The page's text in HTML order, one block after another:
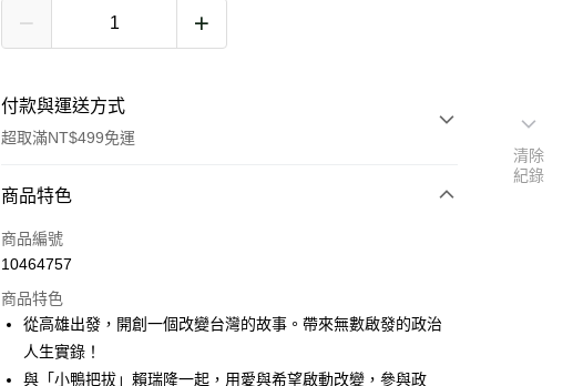
付款與運送方式
超取滿NT$499免運
付款方式
信用卡一次付款
運送方式
付款後全家取貨
每筆NT$60，滿NT$499(含以上)免運費
商品特色
商品編號
10464757
商品特色
從高雄出發，開創一個改變台灣的故事。帶來無數啟發的政治
人生實錄！
與「小鴨把拔」賴瑞隆一起，用愛與希望啟動改變，參與政
清除
紀錄